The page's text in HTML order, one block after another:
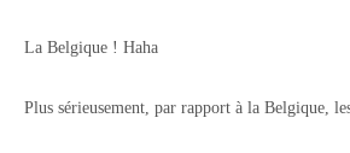
La Belgique ! Haha
Plus sérieusement, par rapport à la Belgique,